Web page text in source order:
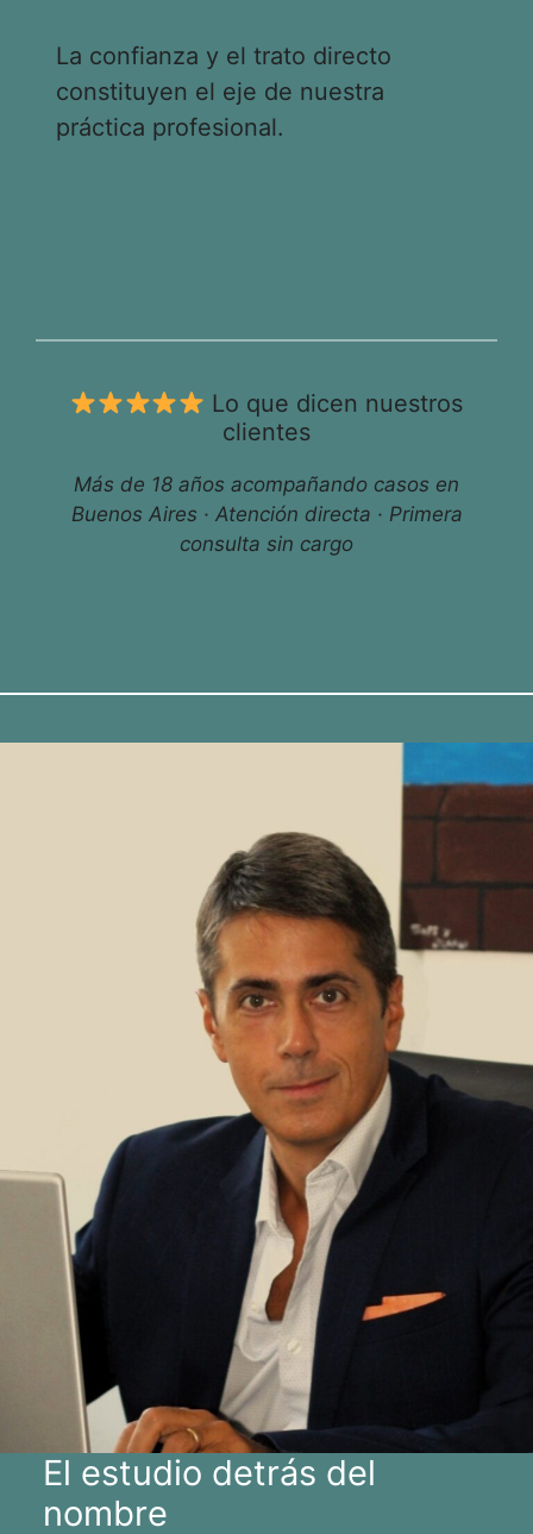
La confianza y el trato directo
constituyen el eje de nuestra
práctica profesional.
Lo que dicen nuestros
clientes
Más de 18 años acompañando casos en
Buenos Aires · Atención directa · Primera
consulta sin cargo
El estudio detrás del
nombre